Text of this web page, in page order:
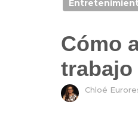
Cómo
trabajo
Chloé